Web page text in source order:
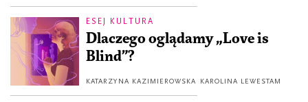
ESEJ KULTURA
Dlaczego oglądamy „Love is
Blind”?
KATARZYNA KAZIMIEROWSKA KAROLINA LEWESTAM